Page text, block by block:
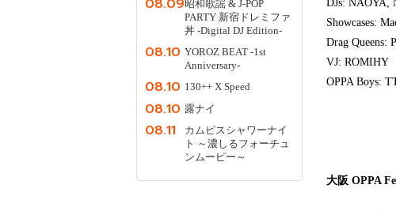
DJs: NAOYA,
Showcases:
Drag Queens:
VJ: ROMIHY
OPPA Boys:
大阪 OPPA
08.09昭和歌謡 & J-POP
PARTY 新宿ドレミファ
丼 -Digital DJ Edition-
08.10 YOROZ BEAT -1st
Anniversary-
08.10 130++ X Speed
08.10 露ナイ
08.11
カムピスシャワーナイ
ト ～濃しるフォーチュ
ンムーピー～